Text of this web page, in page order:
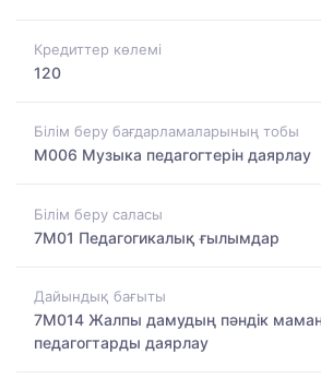
Кредиттер көлемі
120
Білім беру бағдарламаларының тобы
M006 Музыка педагогтерін даярлау
Білім беру саласы
7M01 Педагогикалық ғылымдар
Дайындық бағыты
7M014 Жалпы дамудың пәндік
педагогтарды даярлау